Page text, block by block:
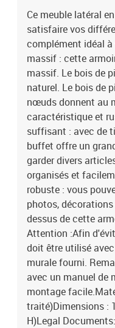
livré avec un manuel de
facile.Matériau : bois de
40 x 90 cm (l x P x
détails sur la façon
Ce meuble latéral
satisfaire vos
complément idéal à
massif : cette
massif. Le bois de
naturel. Le bois de
nœuds donnent au
caractéristique et
suffisant : avec de
buffet offre un
garder divers
organisés et
robuste : vous
photos,
dessus de cette
Attention :Afin
doit être utilisé
murale fourni.
avec un manuel de
montage
traité)Dimensions :
H)Legal